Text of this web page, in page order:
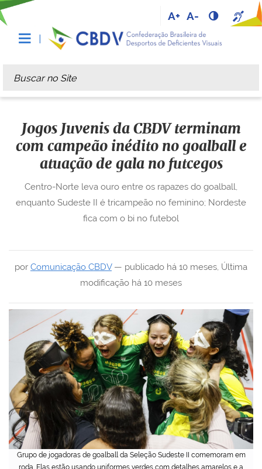
A+ A-
Busca
Busca Avançada…
Grupo de jogadoras de goalball da Seleção Sudeste II comemoram em
Jogos Juvenis da CBDV terminam
com campeão inédito no goalball e
atuação de gala no futcegos
por Comunicação CBDV— publicado há 10 meses, Última
modificação há 10 meses
Centro-Norte leva ouro entre os rapazes do goalball,
enquanto Sudeste II é tricampeão no feminino; Nordeste
fica com o bi no futebol